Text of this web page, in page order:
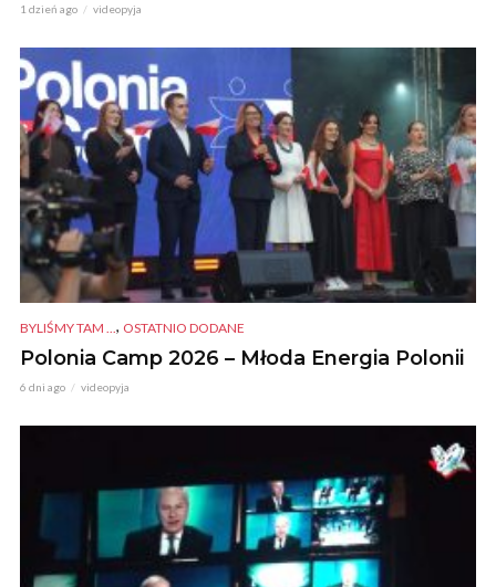
1 dzień ago videopyja
BYLIŚMY TAM ... , OSTATNIO DODANE
Polonia Camp 2026 – Młoda Energia Polonii
6 dni ago videopyja